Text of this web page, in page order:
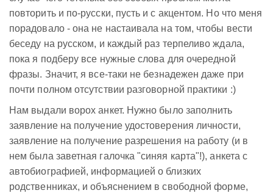
повторить и по-русски, пусть и с акцентом. Но что меня
порадовало - она не настаивала на том, чтобы вести
беседу на русском, и каждый раз терпеливо ждала,
пока я подберу все нужные слова для очередной
фразы. Значит, я все-таки не безнадежен даже при
почти полном отсутствии разговорной практики :)
Нам выдали ворох анкет. Нужно было заполнить
заявление на получение удостоверения личности,
заявление на получение разрешения на работу (и в
нем была заветная галочка "синяя карта"!), анкета с
автобиографией, информацией о близких
родственниках, и объяснением в свободной форме,